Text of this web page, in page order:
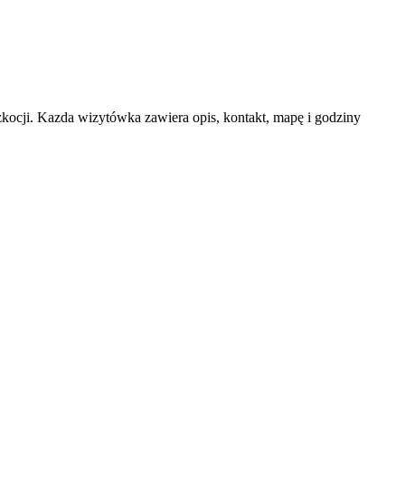
Kazda wizytówka zawiera opis, kontakt, mapę i godziny